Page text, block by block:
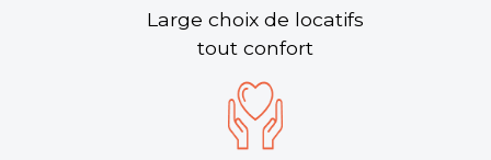
Large choix de locatifs
tout confort